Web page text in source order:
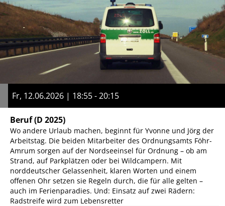
Fr, 12.06.2026 | 18:55 - 20:15
Beruf(D 2025)
Wo andere Urlaub machen, beginnt für Yvonne und Jörg der
Arbeitstag. Die beiden Mitarbeiter des Ordnungsamts Föhr-
Amrum sorgen auf der Nordseeinsel für Ordnung – ob am
Strand, auf Parkplätzen oder bei Wildcampern. Mit
norddeutscher Gelassenheit, klaren Worten und einem
offenen Ohr setzen sie Regeln durch, die für alle gelten –
auch im Ferienparadies. Und: Einsatz auf zwei Rädern:
Radstreife wird zum Lebensretter